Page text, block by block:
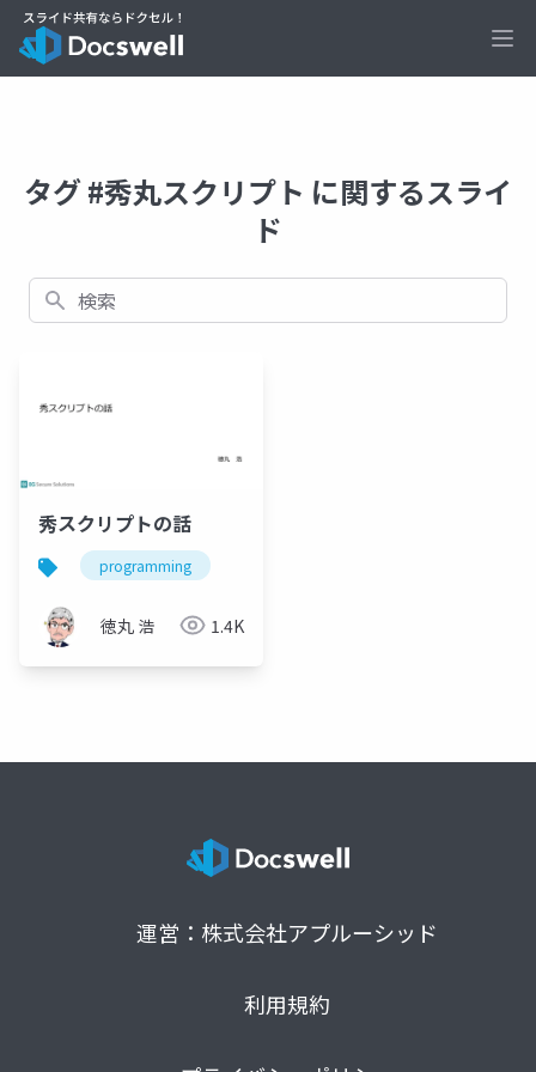
タグ #秀丸スクリプト に関するスライ
ド
検索
秀スクリプトの話
programming
徳丸 浩 1.4K
運営：株式会社アプルーシッド
利用規約